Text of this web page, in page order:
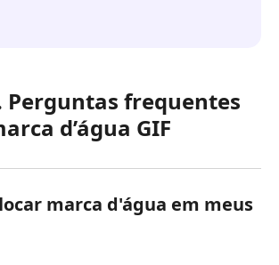
Perguntas frequentes
d’água GIF
marca d'água em meus